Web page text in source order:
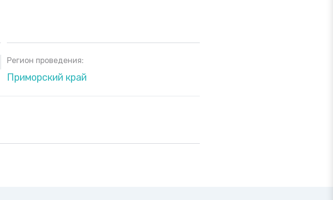
Регион проведения:
Приморский край